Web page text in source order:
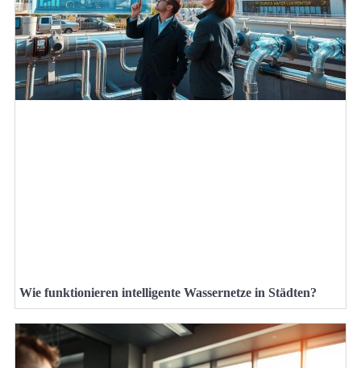
Wie funktionieren intelligente Wassernetze in Städten?